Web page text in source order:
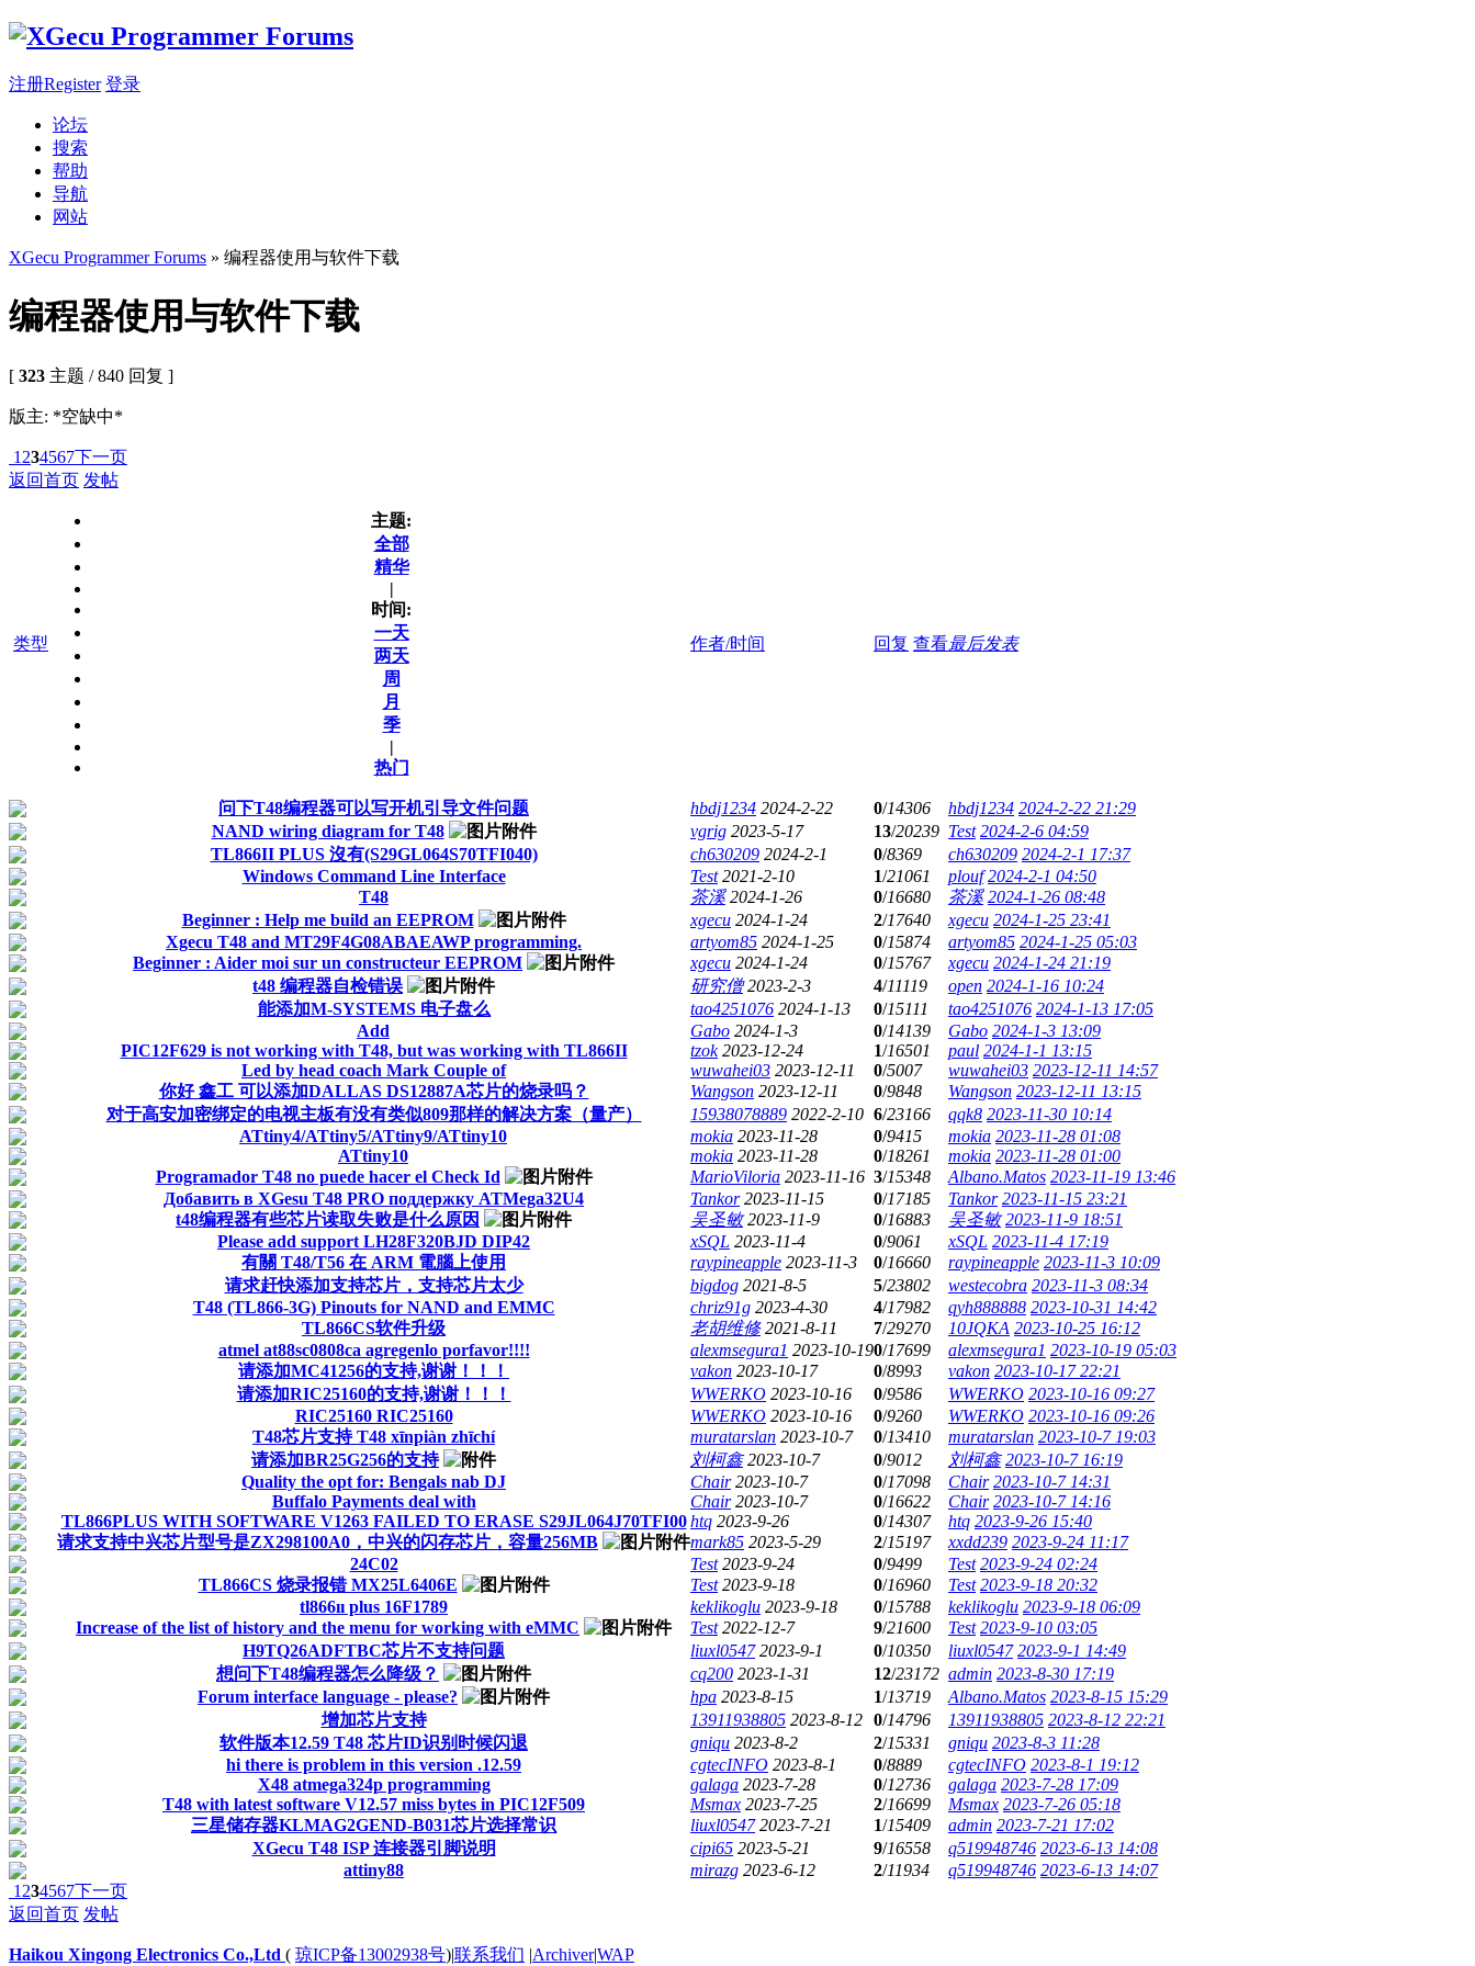
注册Register 登录
论坛
搜索
帮助
导航
网站
XGecu Programmer Forums » 编程器使用与软件下载
编程器使用与软件下载
[ 323 主题 / 840 回复 ]
版主: *空缺中*
1 234567下一页
返回首页 发帖
类型
主题:
全部
精华
|
时间:
一天
两天
周
月
季
|
热门
作者/时间 回复 查看最后发表
问下T48编程器可以写开机引导文件问题 hbdj1234 2024-2-22 0/14306 hbdj1234 2024-2-22 21:29
NAND wiring diagram for T48
vgrig 2023-5-17 13/20239 Test 2024-2-6 04:59
TL866II PLUS 沒有(S29GL064S70TFI040)
ch630209 2024-2-1 0/8369 ch630209 2024-2-1 17:37
Windows Command Line Interface
Test 2021-2-10 1/21061 plouf 2024-2-1 04:50
T48
茶溪 2024-1-26 0/16680 茶溪 2024-1-26 08:48
Beginner : Help me build an EEPROM
xgecu 2024-1-24 2/17640 xgecu 2024-1-25 23:41
Xgecu Т48 and MT29F4G08ABAEAWP programming.
artyom85 2024-1-25 0/15874 artyom85 2024-1-25 05:03
Beginner : Aider moi sur un constructeur EEPROM
xgecu 2024-1-24 0/15767 xgecu 2024-1-24 21:19
t48 编程器自检错误
研究僧 2023-2-3 4/11119 open 2024-1-16 10:24
能添加M-SYSTEMS 电子盘么
tao4251076 2024-1-13 0/15111 tao4251076 2024-1-13 17:05
Add
Gabo 2024-1-3 0/14139 Gabo 2024-1-3 13:09
PIC12F629 is not working with T48, but was working with TL866II
tzok 2023-12-24 1/16501 paul 2024-1-1 13:15
Led by head coach Mark Couple of
wuwahei03 2023-12-11 0/5007 wuwahei03 2023-12-11 14:57
你好 鑫工 可以添加DALLAS DS12887A芯片的烧录吗？
Wangson 2023-12-11 0/9848 Wangson 2023-12-11 13:15
对于高安加密绑定的电视主板有没有类似809那样的解决方案（量产）
15938078889 2022-2-10 6/23166 qqk8 2023-11-30 10:14
ATtiny4/ATtiny5/ATtiny9/ATtiny10
mokia 2023-11-28 0/9415 mokia 2023-11-28 01:08
ATtiny10
mokia 2023-11-28 0/18261 mokia 2023-11-28 01:00
Programador T48 no puede hacer el Check Id
MarioViloria 2023-11-16 3/15348 Albano.Matos 2023-11-19 13:46
Добавить в XGesu T48 PRO поддержку ATMega32U4
Tankor 2023-11-15 0/17185 Tankor 2023-11-15 23:21
t48编程器有些芯片读取失败是什么原因
吴圣敏 2023-11-9 0/16883 吴圣敏 2023-11-9 18:51
Please add support LH28F320BJD DIP42
xSQL 2023-11-4 0/9061 xSQL 2023-11-4 17:19
有關 T48/T56 在 ARM 電腦上使用
raypineapple 2023-11-3 0/16660 raypineapple 2023-11-3 10:09
请求赶快添加支持芯片，支持芯片太少
bigdog 2021-8-5 5/23802 westecobra 2023-11-3 08:34
T48 (TL866-3G) Pinouts for NAND and EMMC
chriz91g 2023-4-30 4/17982 qyh888888 2023-10-31 14:42
TL866CS软件升级
老胡维修 2021-8-11 7/29270 10JQKA 2023-10-25 16:12
atmel at88sc0808ca agregenlo porfavor!!!!
alexmsegura1 2023-10-190/17699 alexmsegura1 2023-10-19 05:03
请添加MC41256的支持,谢谢！！！
vakon 2023-10-17 0/8993 vakon 2023-10-17 22:21
请添加RIC25160的支持,谢谢！！！
WWERKO 2023-10-16 0/9586 WWERKO 2023-10-16 09:27
RIC25160 RIC25160
WWERKO 2023-10-16 0/9260 WWERKO 2023-10-16 09:26
T48芯片支持 T48 xīnpiàn zhīchí
muratarslan 2023-10-7 0/13410 muratarslan 2023-10-7 19:03
请添加BR25G256的支持
刘柯鑫 2023-10-7 0/9012 刘柯鑫 2023-10-7 16:19
Quality the opt for: Bengals nab DJ
Chair 2023-10-7 0/17098 Chair 2023-10-7 14:31
Buffalo Payments deal with
Chair 2023-10-7 0/16622 Chair 2023-10-7 14:16
TL866PLUS WITH SOFTWARE V1263 FAILED TO ERASE S29JL064J70TFI00 htq 2023-9-26 0/14307 htq 2023-9-26 15:40
请求支持中兴芯片型号是ZX298100A0，中兴的闪存芯片，容量256MB
mark85 2023-5-29 2/15197 xxdd239 2023-9-24 11:17
24C02
Test 2023-9-24 0/9499 Test 2023-9-24 02:24
TL866CS 烧录报错 MX25L6406E
Test 2023-9-18 0/16960 Test 2023-9-18 20:32
tl866ıı plus 16F1789
keklikoglu 2023-9-18 0/15788 keklikoglu 2023-9-18 06:09
Increase of the list of history and the menu for working with eMMC
Test 2022-12-7 9/21600 Test 2023-9-10 03:05
H9TQ26ADFTBC芯片不支持问题
liuxl0547 2023-9-1 0/10350 liuxl0547 2023-9-1 14:49
想问下T48编程器怎么降级？
cq200 2023-1-31 12/23172 admin 2023-8-30 17:19
Forum interface language - please?
hpa 2023-8-15 1/13719 Albano.Matos 2023-8-15 15:29
增加芯片支持
13911938805 2023-8-12 0/14796 13911938805 2023-8-12 22:21
软件版本12.59 T48 芯片ID识别时候闪退
gniqu 2023-8-2 2/15331 gniqu 2023-8-3 11:28
hi there is problem in this version .12.59
cgtecINFO 2023-8-1 0/8889 cgtecINFO 2023-8-1 19:12
X48 atmega324p programming
galaga 2023-7-28 0/12736 galaga 2023-7-28 17:09
T48 with latest software V12.57 miss bytes in PIC12F509
Msmax 2023-7-25 2/16699 Msmax 2023-7-26 05:18
三星储存器KLMAG2GEND-B031芯片选择常识
liuxl0547 2023-7-21 1/15409 admin 2023-7-21 17:02
XGecu T48 ISP 连接器引脚说明
cipi65 2023-5-21 9/16558 q519948746 2023-6-13 14:08
attiny88
mirazg 2023-6-12 2/11934 q519948746 2023-6-13 14:07
1 234567下一页
返回首页 发帖
Haikou Xingong Electronics Co.,Ltd ( 琼ICP备13002938号)|联系我们 |Archiver|WAP